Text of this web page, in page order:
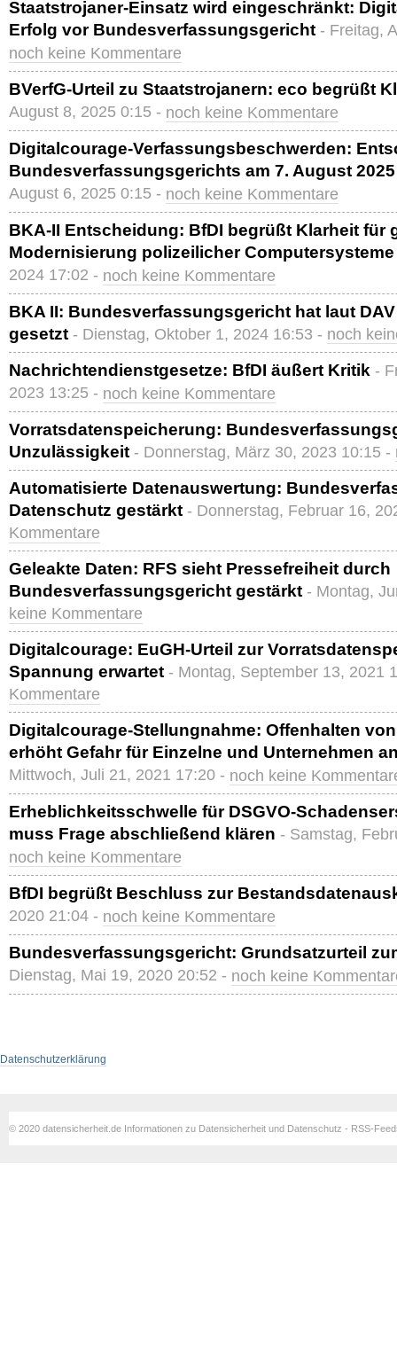
Staatstrojaner-Einsatz wird eingeschränkt:
Erfolg vor Bundesverfassungsgericht - Freitag,
noch keine Kommentare
BVerfG-Urteil zu Staatstrojanern: eco begrüßt
August 8, 2025 0:15 - noch keine Kommentare
Digitalcourage-Verfassungsbeschwerden:
Bundesverfassungsgerichts am 7. August
August 6, 2025 0:15 - noch keine Kommentare
BKA-II Entscheidung: BfDI begrüßt Klarheit für
Modernisierung polizeilicher Computersysteme
2024 17:02 - noch keine Kommentare
BKA II: Bundesverfassungsgericht hat laut
gesetzt - Dienstag, Oktober 1, 2024 16:53 - noch
Nachrichtendienstgesetze: BfDI äußert Kritik -
2023 13:25 - noch keine Kommentare
Vorratsdatenspeicherung:
Unzulässigkeit - Donnerstag, März 30, 2023 10:15 -
Automatisierte Datenauswertung:
Datenschutz gestärkt - Donnerstag, Februar 16,
Kommentare
Geleakte Daten: RFS sieht Pressefreiheit durch
Bundesverfassungsgericht gestärkt - Montag,
keine Kommentare
Digitalcourage: EuGH-Urteil zur
Spannung erwartet - Montag, September 13, 2021
Kommentare
Digitalcourage-Stellungnahme: Offenhalten
erhöht Gefahr für Einzelne und Unternehmen
Mittwoch, Juli 21, 2021 17:20 - noch keine
Erheblichkeitsschwelle für DSGVO-
muss Frage abschließend klären - Samstag,
noch keine Kommentare
BfDI begrüßt Beschluss zur
2020 21:04 - noch keine Kommentare
Bundesverfassungsgericht: Grundsatzurteil
Dienstag, Mai 19, 2020 20:52 - noch keine
Datenschutzerklärung
© 2020 datensicherheit.de Informationen zu Datensicherheit und Datenschutz - RSS-